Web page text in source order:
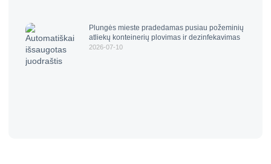
Plungės mieste pradedamas pusiau požeminių
atliekų konteinerių plovimas ir dezinfekavimas
2026-07-10